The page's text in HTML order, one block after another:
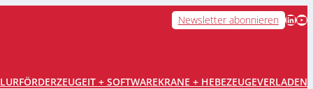
Newsletter abonnieren LinkedIn YouTube
IT + SOFTWAREKRANE + HEBEZEUGEVERLADEN